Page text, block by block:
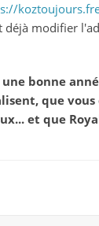
modifier
une bonne
que
et que